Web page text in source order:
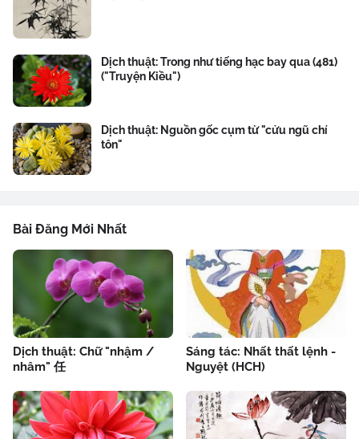
Dịch thuật: Trong như tiếng hạc bay qua (481)
("Truyện Kiều")
Dịch thuật: Nguồn gốc cụm từ "cửu ngũ chí
tôn"
Bài Đăng Mới Nhất
Dịch thuật: Chữ "nhậm /
nhâm" 任
Sáng tác: Nhất thất lệnh -
Nguyệt (HCH)